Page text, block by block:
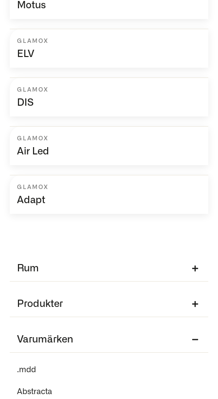
Rum
Produkter
Varumärken
.mdd
Abstracta
Motus
GLAMOX
ELV
GLAMOX
DIS
GLAMOX
Air Led
GLAMOX
Adapt